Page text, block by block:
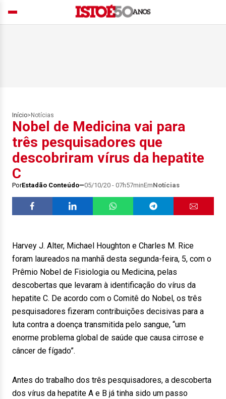
Início> Notícias
Nobel de Medicina vai para
três pesquisadores que
descobriram vírus da hepatite
C
PorEstadão Conteúdo 05/10/20 - 07h57minEmNotícias
Harvey J. Alter, Michael Houghton e Charles M. Rice
foram laureados na manhã desta segunda-feira, 5, com o
Prêmio Nobel de Fisiologia ou Medicina, pelas
descobertas que levaram à identificação do vírus da
hepatite C. De acordo com o Comitê do Nobel, os três
pesquisadores fizeram contribuições decisivas para a
luta contra a doença transmitida pelo sangue, “um
enorme problema global de saúde que causa cirrose e
câncer de fígado”.
Antes do trabalho dos três pesquisadores, a descoberta
dos vírus da hepatite A e B já tinha sido um passo